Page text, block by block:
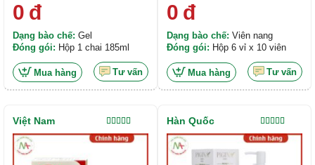
0 đ
Dạng bào chế: Gel
Đóng gói: Hộp 1 chai 185ml
Mua hàng Tư vấn
0 đ
Dạng bào chế: Viên nang
Đóng gói: Hộp 6 vỉ x 10 viên
Mua hàng Tư vấn
Được xếp
hạng5.00
Việt Nam
Được xếp
hạng5.00
sao
Hàn Quốc